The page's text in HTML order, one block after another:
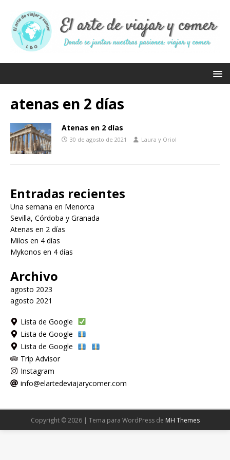
atenas en 2 días
Atenas en 2 días
30 de agosto de 2021 Laura y Oriol
Entradas recientes
Una semana en Menorca
Sevilla, Córdoba y Granada
Atenas en 2 días
Milos en 4 días
Mykonos en 4 días
Archivo
agosto 2023
agosto 2021
Lista de Google
Lista de Google
Lista de Google
Trip Advisor
Instagram
info@elartedeviajarycomer.com
Copyright © 2026 | Tema para WordPress de MH Themes